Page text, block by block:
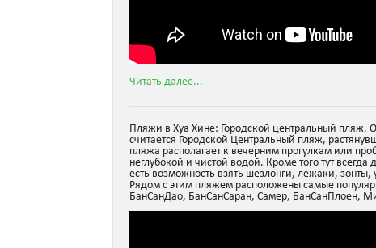
Читать далее...
Пляжи в Хуа Хине: Городской центральный
считается Городской Центральный пляж,
пляжа располагает к вечерним прогулкам или
неглубокой и чистой водой. Кроме того тут
есть возможность взять шезлонги, лежаки,
Рядом с этим пляжем расположены самые
БанСанДао, БанСанСаран, Самер, БанСанПлоен,